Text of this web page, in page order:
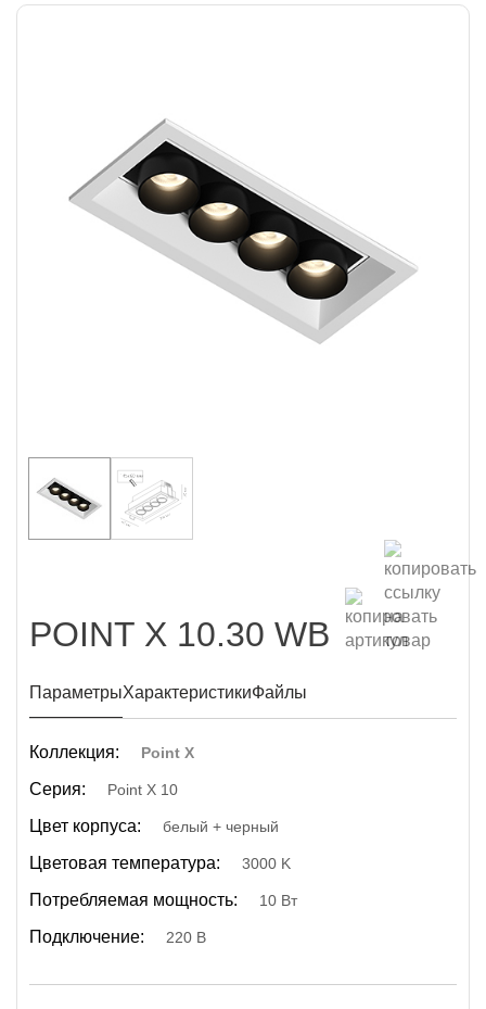
POINT X 10.30 WB
ПараметрыХарактеристикиФайлы
Коллекция: Point X
Серия: Point X 10
Цвет корпуса: белый + черный
Цветовая температура: 3000 K
Потребляемая мощность: 10 Вт
Подключение: 220 В